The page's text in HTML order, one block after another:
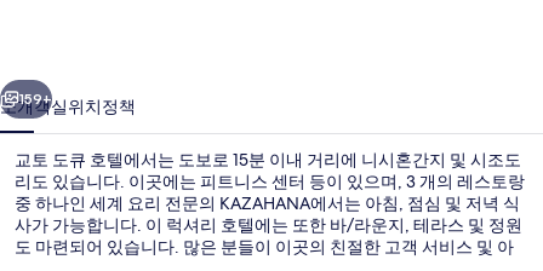
사
진
갤
러
리
다음
159+
소개객실위치정책
교토 도큐 호텔에서는 도보로 15분 이내 거리에 니시혼간지 및 시조도
리도 있습니다. 이곳에는 피트니스 센터 등이 있으며, 3 개의 레스토랑
중 하나인 세계 요리 전문의 KAZAHANA에서는 아침, 점심 및 저녁 식
사가 가능합니다. 이 럭셔리 호텔에는 또한 바/라운지, 테라스 및 정원
도 마련되어 있습니다. 많은 분들이 이곳의 친절한 고객 서비스 및 아